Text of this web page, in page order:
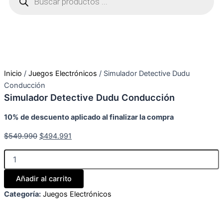
productos
Inicio / Juegos Electrónicos / Simulador Detective Dudu
Conducción
Simulador Detective Dudu Conducción
10% de descuento aplicado al finalizar la compra
$549.990 $494.991
Simulador
Detective
Dudu
Conducción
cantidad
Añadir al carrito
Categoría: Juegos Electrónicos